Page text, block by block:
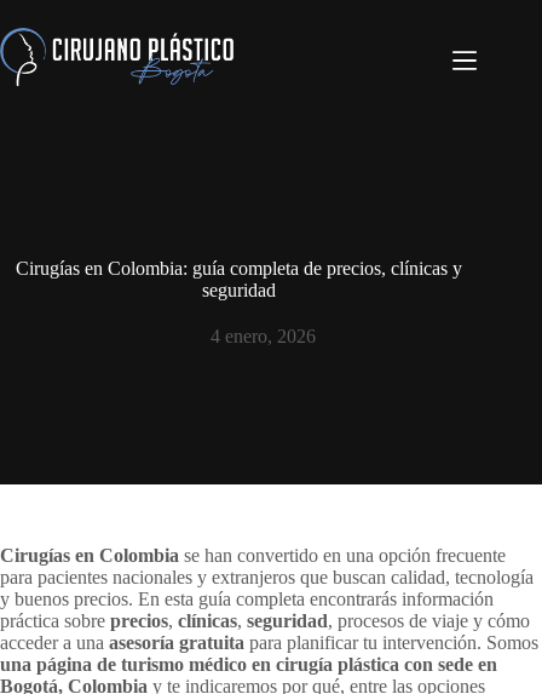
Cirugías en Colombia: guía completa de precios, clínicas y
seguridad
4 enero, 2026
Cirugías en Colombia se han convertido en una opción frecuente
para pacientes nacionales y extranjeros que buscan calidad, tecnología
y buenos precios. En esta guía completa encontrarás información
práctica sobre precios, clínicas, seguridad, procesos de viaje y cómo
acceder a una asesoría gratuita para planificar tu intervención. Somos
una página de turismo médico en cirugía plástica con sede en
Bogotá, Colombia y te indicaremos por qué, entre las opciones